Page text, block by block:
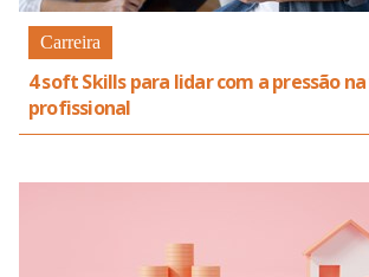
Carreira
4 soft Skills para lidar com a pressão
profissional